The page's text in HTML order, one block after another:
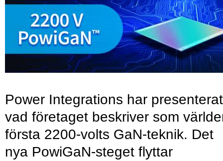
Power Integrations har presenterat
vad företaget beskriver som
första 2200-volts GaN-teknik. Det
nya PowiGaN-steget flyttar